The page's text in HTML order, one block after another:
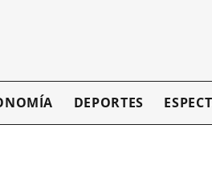
DEPORTES